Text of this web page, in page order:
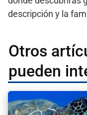
descripción y la
Otros
pueden